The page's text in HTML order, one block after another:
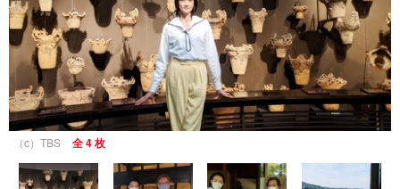
（c）TBS 全 4 枚